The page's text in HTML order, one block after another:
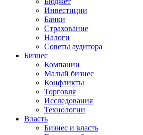
Инвестиции
Банки
Страхование
Налоги
Советы аудитора
Бизнес
Компании
Малый бизнес
Конфликты
Торговля
Исследования
Технологии
Власть
Бизнес и власть